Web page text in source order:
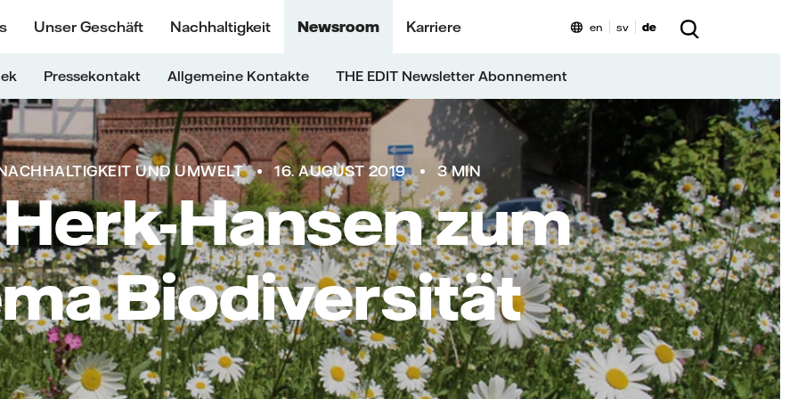
Unser Geschäft Nachhaltigkeit Newsroom Karriere
Pressekontakt Allgemeine Kontakte THE EDIT Newsletter Abonnement
en sv de
UND UMWELT 16. AUGUST 2019 3 MIN
Hansen zum
Biodiversität